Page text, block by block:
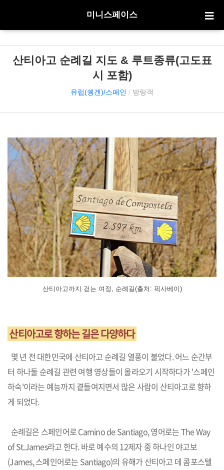
미니스페이스
산티아고 순례길 지도 & 루트종류(고도표
시 포함)
유럽(쉥겐)/스페인 / 방랑객
산티아고까지 걷는 여정, 순례길(출처: 픽사베이)
산티아고로 향하는 길은 다양하다
몇 년 전 대한민국에 산티아고 순례길 열풍이 불었다. 어느 순간부
터 하나둘 순례길 관련 여행 영상들이 올라오기 시작하다가 '스페인
하숙'이라는 예능까지 곁들여지면서 많은 사람이 산티아고로 향하
게 되었다.
순례길은 스페인어로 Camino de Santiago, 영어로는 The Way
of St.James라고 한다. 바로 예수의 12제자 중 하나인 야고보
(James, 스페인어로는 Santiago)의 유해가 산티아고 데 콤포스텔